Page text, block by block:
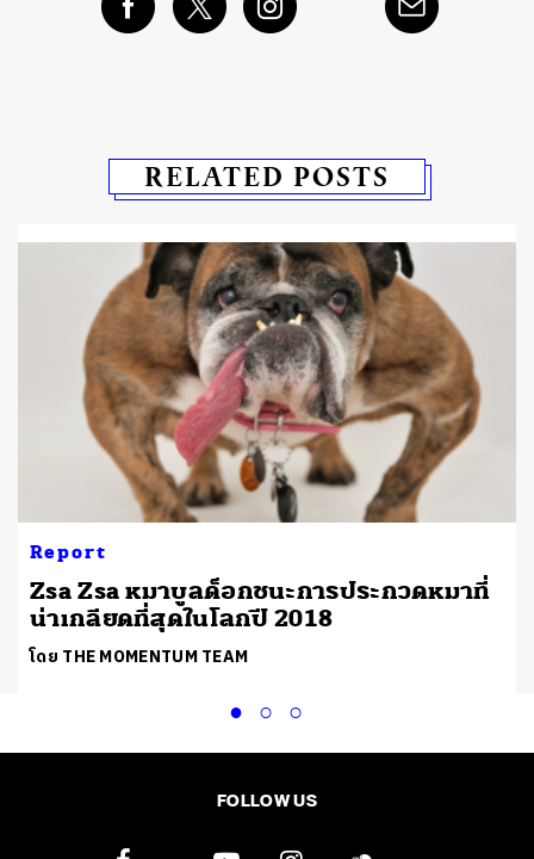
RELATED POSTS
Report
Zsa Zsa หมาบูลด็อกชนะการประกวดหมาที่
น่าเกลียดที่สุดในโลกปี 2018
โดย THE MOMENTUM TEAM
FOLLOW US